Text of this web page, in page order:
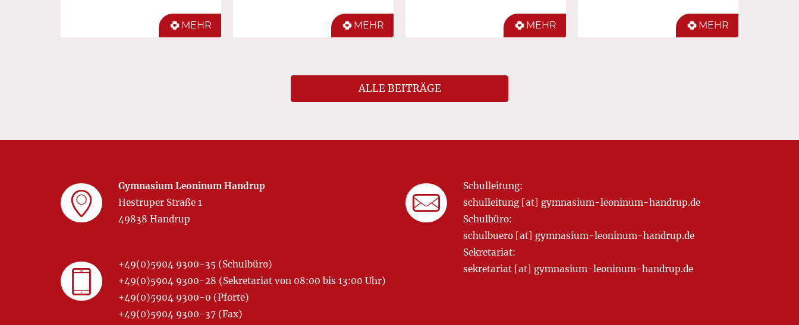
MEHR MEHR MEHR MEHR
ALLE BEITRÄGE
Gymnasium Leoninum Handrup
Hestruper Straße 1
49838 Handrup
+49(0)5904 9300-35 (Schulbüro)
+49(0)5904 9300-28 (Sekretariat von 08:00 bis 13:00 Uhr)
+49(0)5904 9300-0 (Pforte)
+49(0)5904 9300-37 (Fax)
Schulleitung:
schulleitung [at] gymnasium-leoninum-handrup.de
Schulbüro:
schulbuero [at] gymnasium-leoninum-handrup.de
Sekretariat:
sekretariat [at] gymnasium-leoninum-handrup.de